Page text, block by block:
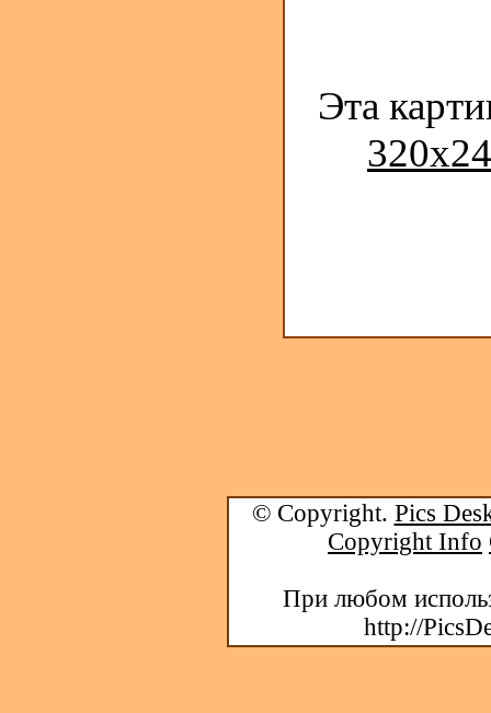
Эта
© Copyright. Pics
Copyright Info
При любом
http://